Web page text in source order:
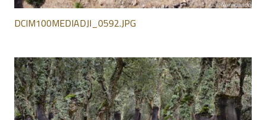
DCIM100MEDIADJI_0592.JPG